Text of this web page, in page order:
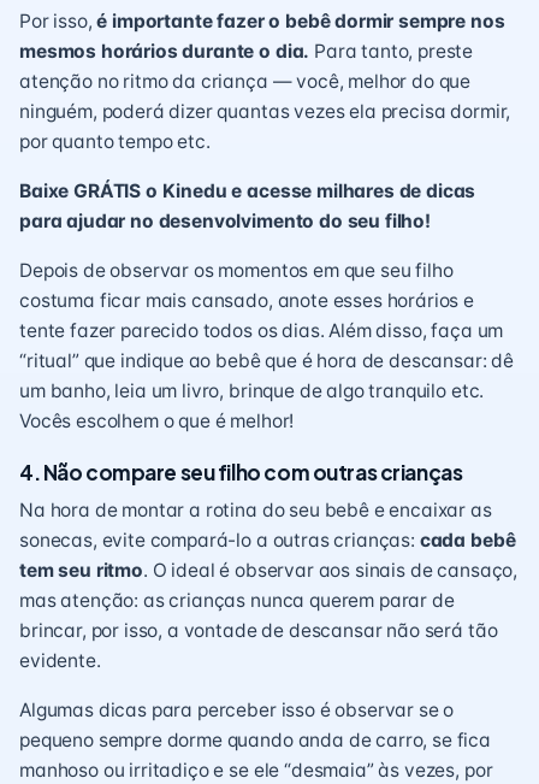
Por isso,é importante fazer o bebê dormir sempre nos
mesmos horários durante o dia. Para tanto, preste
atenção no ritmo da criança — você, melhor do que
ninguém, poderá dizer quantas vezes ela precisa dormir,
por quanto tempo etc.
Baixe GRÁTIS o Kinedu e acesse milhares de dicas
para ajudar no desenvolvimento do seu filho!
Depois de observar os momentos em que seu filho
costuma ficar mais cansado, anote esses horários e
tente fazer parecido todos os dias. Além disso, faça um
“ritual” que indique ao bebê que é hora de descansar: dê
um banho, leia um livro, brinque de algo tranquilo etc.
Vocês escolhem o que é melhor!
4. Não compare seu filho com outras crianças
Na hora de montar a rotina do seu bebê e encaixar as
sonecas, evite compará-lo a outras crianças: cada bebê
tem seu ritmo. O ideal é observar aos sinais de cansaço,
mas atenção: as crianças nunca querem parar de
brincar, por isso, a vontade de descansar não será tão
evidente.
Algumas dicas para perceber isso é observar se o
pequeno sempre dorme quando anda de carro, se fica
manhoso ou irritadiço e se ele “desmaia” às vezes, por